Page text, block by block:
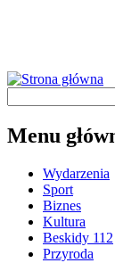
Menu
Wydarzenia
Sport
Biznes
Kultura
Beskidy 112
Przyroda